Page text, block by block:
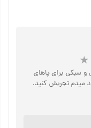
سبکی برای پاهای
میدم تجربش کنید.